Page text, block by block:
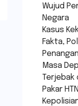
Wujud
Negara
Kasus
Fakta,
Masa
Terjebak
Pakar